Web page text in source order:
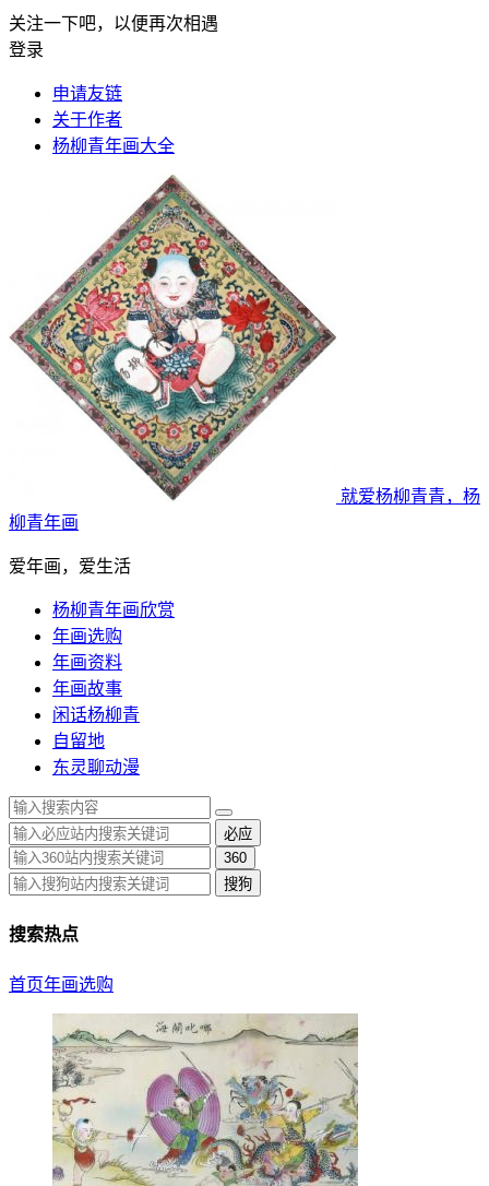
关注一下吧，以便再次相遇
登录
申请友链
关于作者
杨柳青年画大全
就爱杨柳青青，杨
柳青年画
爱年画，爱生活
杨柳青年画欣赏
年画选购
年画资料
年画故事
闲话杨柳青
自留地
东灵聊动漫
必应
360
搜狗
搜索热点
首页年画选购